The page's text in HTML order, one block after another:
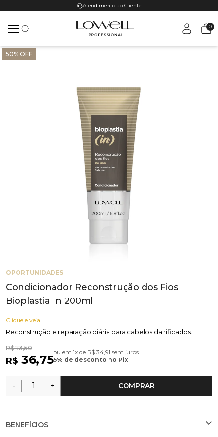
Atendimento ao Cliente
0
OPORTUNIDADES
Condicionador Reconstrução dos Fios
Bioplastia In 200ml
Clique e veja!
Reconstrução e reparação diária para cabelos danificados.
R$ 73,50
R$ 36,75
ou em 1x de R$ 34,91 sem juros
5% de desconto no Pix
50% OFF
- + COMPRAR
BENEFÍCIOS